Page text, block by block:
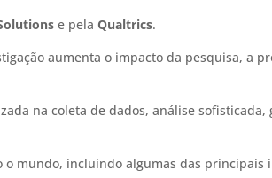
e pelaQualtrics.
aumenta o impacto da pesquisa, a
na coleta de dados, análise sofisticada,
mundo, incluíndo algumas das principais